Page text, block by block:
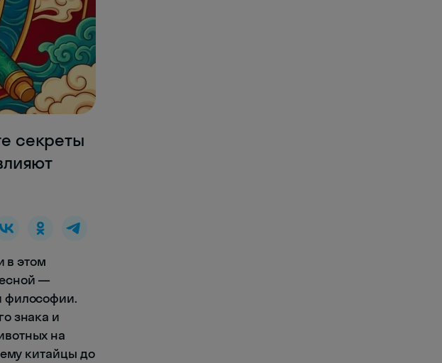
секреты
в этом
—
философии.
знака и
на
китайцы до